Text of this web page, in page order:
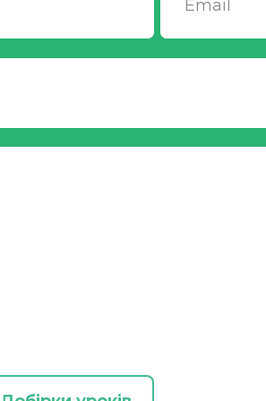
Email